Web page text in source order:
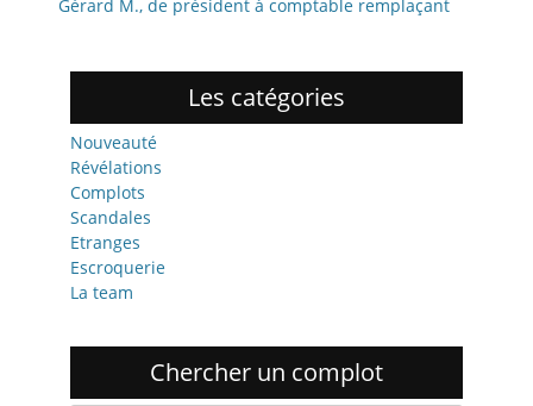
Gérard M., de président à comptable remplaçant
Les catégories
Nouveauté
Révélations
Complots
Scandales
Etranges
Escroquerie
La team
Chercher un complot